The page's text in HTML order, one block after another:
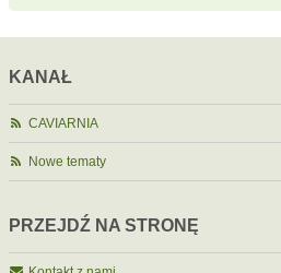
KANAŁ
CAVIARNIA
Nowe tematy
PRZEJDŹ NA STRONĘ